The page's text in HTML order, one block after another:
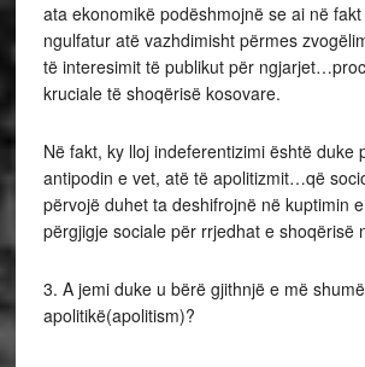
ata ekonomikë podëshmojnë se ai në
ngulfatur atë vazhdimisht përmes
të interesimit të publikut për
kruciale të shoqërisë kosovare.
Në fakt, ky lloj indeferentizimi është duke
antipodin e vet, atë të apolitizmit…që
përvojë duhet ta deshifrojnë në kuptimin
përgjigje sociale për rrjedhat e shoqërisë
3. A jemi duke u bërë gjithnjë e më shumë
apolitikë(apolitism)?